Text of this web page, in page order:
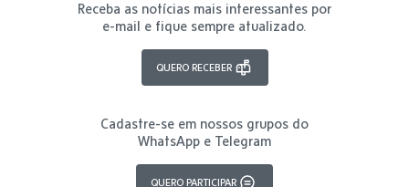
Receba as notícias mais interessantes por
e-mail e fique sempre atualizado.
QUERO RECEBER
Cadastre-se em nossos grupos do
WhatsApp e Telegram
QUERO PARTICIPAR